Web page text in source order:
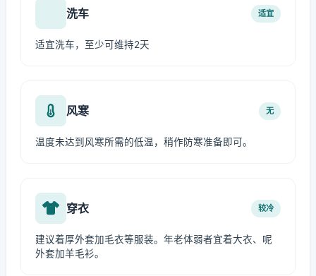
洗车 适宜
适宜洗车，至少可维持2天
风寒 无
温度未达到风寒所需的低温，稍作防寒准备即可。
穿衣 较冷
建议着厚外套加毛衣等服装。年老体弱者宜着大衣、呢
外套加羊毛衫。